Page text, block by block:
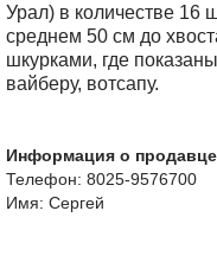
Урал) в количестве 16
среднем 50 см до
шкурками, где
вайберу, вотсапу.
Информация о продавце
Телефон: 8025-9576700
Имя: Сергей